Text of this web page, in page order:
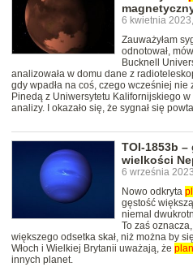
6 kwietnia
Zauważyłam
odnotował,
Bucknell
analizowała w domu dane z
gdy wpadła na coś, czego wcześniej
Pinedą z Uniwersytetu Kalifornijskiego
analizy. I okazało się, że sygnał się
TOI-1853b
wielkości
6 września
Nowo odkryta
gęstość
niemal
To zaś
większego odsetka skał, niż można by
Włoch i Wielkiej Brytanii uważają, że
innych planet.